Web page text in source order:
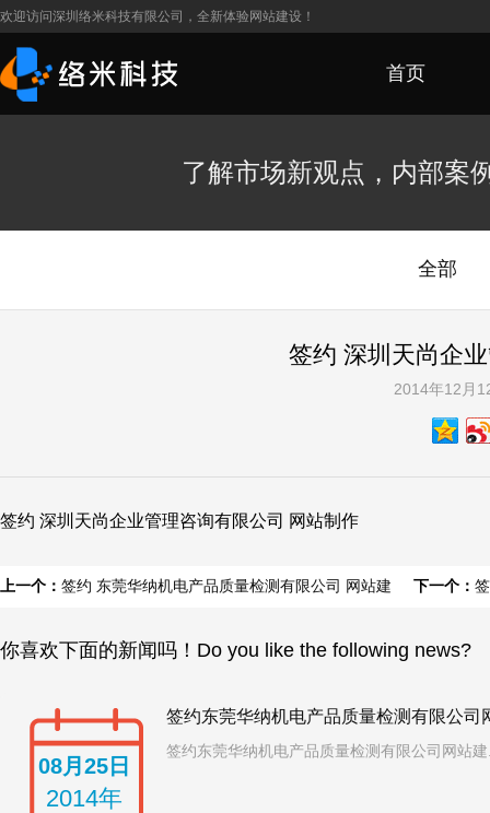
欢迎访问深圳络米科技有限公司，全新体验网站建设！
首页
了解市场新观点，内部案
全部
签约 深圳天尚企
2014年12月
签约 深圳天尚企业管理咨询有限公司 网站制作
上一个： 签约 东莞华纳机电产品质量检测有限公司 网站建 下一个：
你喜欢下面的新闻吗！Do you like the following news?
08月25日
2014年
签约东莞华纳机电产品质量检测有限公司
签约东莞华纳机电产品质量检测有限公司网站